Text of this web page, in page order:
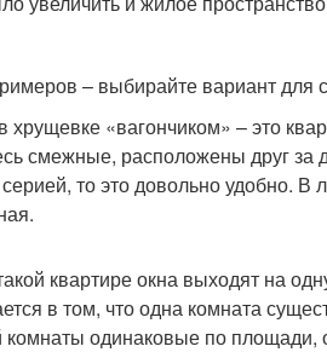
– выбирайте вариант для
«вагончиком» – это
смежные, расположены друг за
то это довольно удобно.
квартире окна выходят на
в том, что одна комната
одинаковые по площади,